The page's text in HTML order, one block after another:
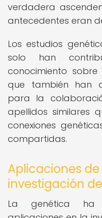
verdadera
antecedentes eran
Los estudios
solo han
conocimiento
que también han
para la
apellidos similares
conexiones
compartidas.
Aplicaciones
investigación
La genética ha